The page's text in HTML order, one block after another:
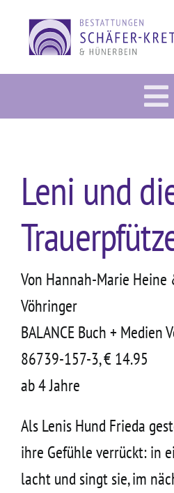
Inhalt
springen
Gedenkportal
Bestattung
Kontakt
Leni und
Von Hannah-Marie
Vöhringer
BALANCE Buch + Medien
86739-157-3, € 14.95
ab 4 Jahre
Als Lenis Hund Frieda
ihre Gefühle verrückt: in
lacht und singt sie, im